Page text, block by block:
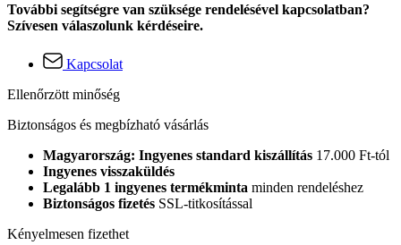
További segítségre van szüksége rendelésével kapcsolatban?
Szívesen válaszolunk kérdéseire.
Kapcsolat
Ellenőrzött minőség
Biztonságos és megbízható vásárlás
Magyarország: Ingyenes standard kiszállítás 17.000 Ft-tól
Ingyenes visszaküldés
Legalább 1 ingyenes termékminta minden rendeléshez
Biztonságos fizetés SSL-titkosítással
Kényelmesen fizethet